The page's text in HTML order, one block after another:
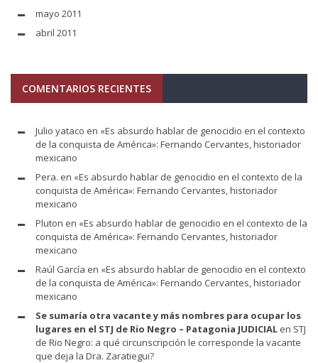
mayo 2011
abril 2011
COMENTARIOS RECIENTES
Julio yataco en «Es absurdo hablar de genocidio en el contexto
de la conquista de América»: Fernando Cervantes, historiador
mexicano
Pera. en «Es absurdo hablar de genocidio en el contexto de la
conquista de América»: Fernando Cervantes, historiador
mexicano
Pluton en «Es absurdo hablar de genocidio en el contexto de la
conquista de América»: Fernando Cervantes, historiador
mexicano
Raúl García en «Es absurdo hablar de genocidio en el contexto
de la conquista de América»: Fernando Cervantes, historiador
mexicano
Se sumaría otra vacante y más nombres para ocupar los
lugares en el STJ de Rio Negro – Patagonia JUDICIAL en STJ
de Rio Negro: a qué circunscripción le corresponde la vacante
que deja la Dra. Zaratiegui?